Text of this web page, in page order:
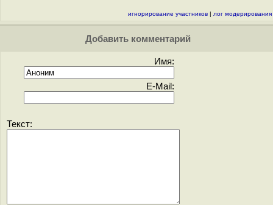
игнорирование участников | лог модерирования
Добавить комментарий
Имя:
E-Mail:
Текст: